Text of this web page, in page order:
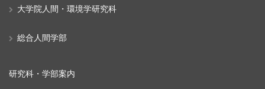
大学院人間・環境学研究科
総合人間学部
研究科・学部案内